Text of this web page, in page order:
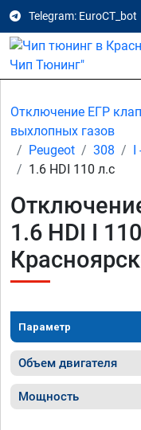
Telegram: EuroCT_bot
Отключение ЕГР
выхлопных газов
Peugeot
308 I
1.6 HDI 110 л.с
1.6 HDI I
Параметр
Объем двигателя
Мощность